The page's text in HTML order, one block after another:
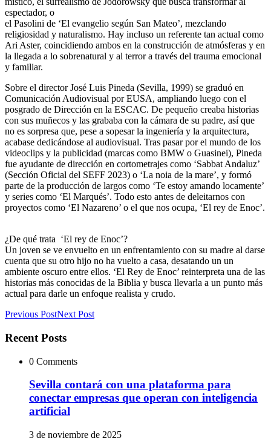
espectador, o
el Pasolini de ‘El evangelio según San Mateo’, mezclando
religiosidad y naturalismo. Hay incluso un referente tan actual como
Ari Aster, coincidiendo ambos en la construcción de atmósferas y en
la llegada a lo sobrenatural y al terror a través del trauma emocional
y familiar.
Sobre el director José Luis Pineda (Sevilla, 1999) se graduó en
Comunicación Audiovisual por EUSA, ampliando luego con el
posgrado de Dirección en la ESCAC. De pequeño creaba historias
con sus muñecos y las grababa con la cámara de su padre, así que
no es sorpresa que, pese a sopesar la ingeniería y la arquitectura,
acabase dedicándose al audiovisual. Tras pasar por el mundo de los
videoclips y la publicidad (marcas como BMW o Guasinei), Pineda
fue ayudante de dirección en cortometrajes como ‘Sabbat Andaluz’
(Sección Oficial del SEFF 2023) o ‘La noia de la mare’, y formó
parte de la producción de largos como ‘Te estoy amando locamente’
y series como ‘El Marqués’. Todo esto antes de deleitarnos con
proyectos como ‘El Nazareno’ o el que nos ocupa, ‘El rey de Enoc’.
¿De qué trata ‘El rey de Enoc’?
Un joven se ve envuelto en un enfrentamiento con su madre al darse
cuenta que su otro hijo no ha vuelto a casa, desatando un un
ambiente oscuro entre ellos. ‘El Rey de Enoc’ reinterpreta una de las
historias más conocidas de la Biblia y busca llevarla a un punto más
actual para darle un enfoque realista y crudo.
Previous PostNext Post
Recent Posts
0 Comments
Sevilla contará con una plataforma para
conectar empresas que operan con inteligencia
artificial
3 de noviembre de 2025